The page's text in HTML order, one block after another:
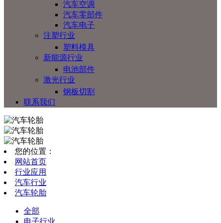
汽车空调
汽车零部件
汽车电子
注塑行业
塑料模具
新能源行业
电池部件
激光行业
钢板切割
联系我们
您的位置：
网站首页
行业应用
汽车行业
汽车轮胎
全部